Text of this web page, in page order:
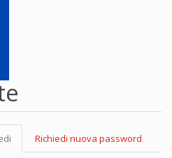
(scheda
attiva)
Richiedi nuova password